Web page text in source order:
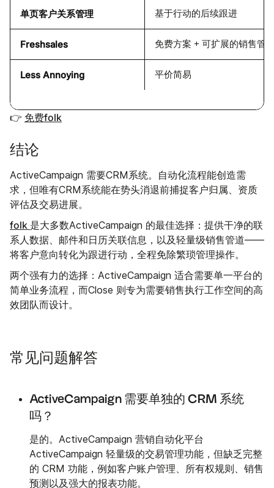
单页客户关系管理 基于行动的后续跟进
Freshsales 免费方案 + 可扩展的销售管
Less Annoying 平价简易
👉 免费folk
结论
ActiveCampaign 需要CRM系统。自动化流程能创造需
求，但唯有CRM系统能在势头消退前捕捉客户归属、资质
评估及交易进展。
folk 是大多数ActiveCampaign 的最佳选择：提供干净的联
系人数据、邮件和日历关联信息，以及轻量级销售管道——
将客户意向转化为跟进行动，全程免除繁琐管理操作。
两个强有力的选择：ActiveCampaign 适合需要单一平台的
简单业务流程，而Close 则专为需要销售执行工作空间的高
效团队而设计。
常见问题解答
ActiveCampaign 需要单独的 CRM 系统
吗？
是的。ActiveCampaign 营销自动化平台
ActiveCampaign 轻量级的交易管理功能，但缺乏完整
的 CRM 功能，例如客户账户管理、所有权规则、销售
预测以及强大的报表功能。